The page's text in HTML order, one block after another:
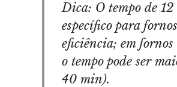
Dica: O tempo de
específico para
eficiência; em
o tempo pode ser
40 min).